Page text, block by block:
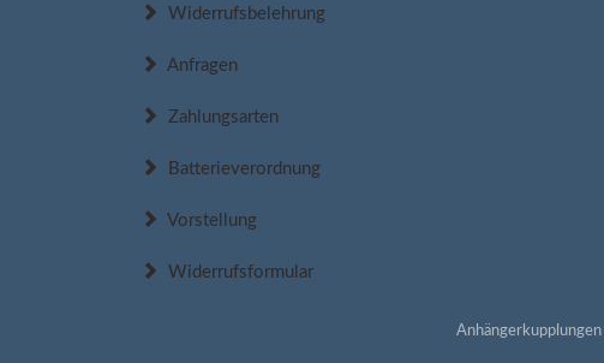
Widerrufsbelehrung
Anfragen
Zahlungsarten
Batterieverordnung
Vorstellung
Widerrufsformular